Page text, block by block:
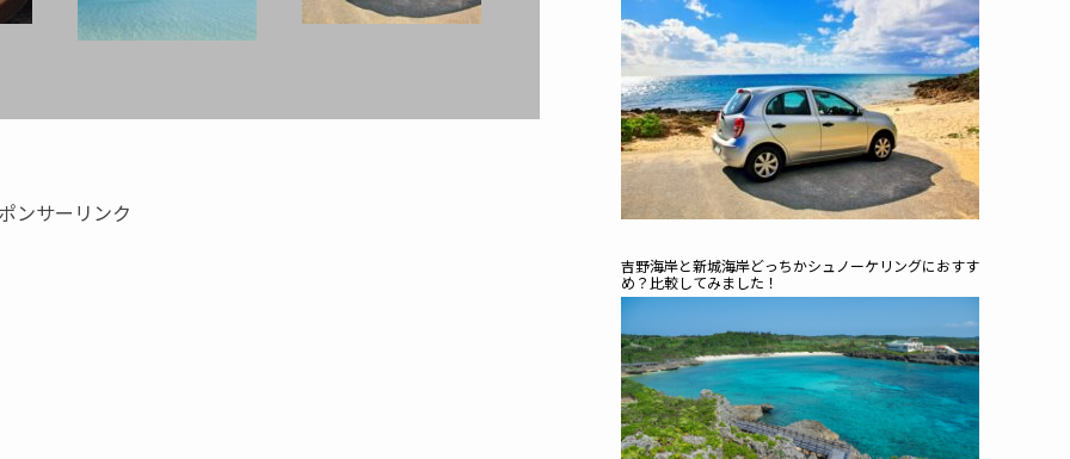
ンサーリンク
吉野海岸と新城海岸どっちかシュノーケリングにおすす
め？比較してみました！